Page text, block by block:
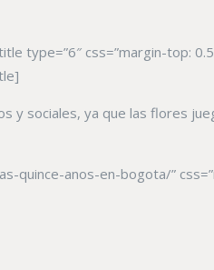
type=”6″ css=”margin-top:
sociales, ya que las flores
anos-en-bogota/”